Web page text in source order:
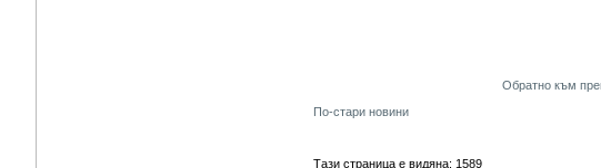
Обратно към
По-стари новини
Тази страница е видяна: 1589